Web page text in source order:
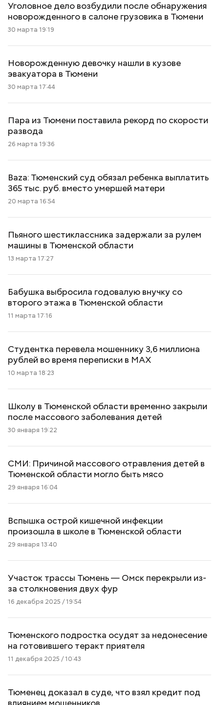
Уголовное дело возбудили после обнаружения
новорожденного в салоне грузовика в Тюмени
30 марта 19:19
Новорожденную девочку нашли в кузове
эвакуатора в Тюмени
30 марта 17:44
Пара из Тюмени поставила рекорд по скорости
развода
26 марта 19:36
Baza: Тюменский суд обязал ребенка выплатить
365 тыс. руб. вместо умершей матери
20 марта 16:54
Пьяного шестиклассника задержали за рулем
машины в Тюменской области
13 марта 17:27
Бабушка выбросила годовалую внучку со
второго этажа в Тюменской области
11 марта 17:16
Студентка перевела мошеннику 3,6 миллиона
рублей во время переписки в MAX
10 марта 18:23
Школу в Тюменской области временно закрыли
после массового заболевания детей
30 января 19:22
СМИ: Причиной массового отравления детей в
Тюменской области могло быть мясо
29 января 16:04
Вспышка острой кишечной инфекции
произошла в школе в Тюменской области
29 января 13:40
Участок трассы Тюмень — Омск перекрыли из-
за столкновения двух фур
16 декабря 2025 / 19:54
Тюменского подростка осудят за недонесение
на готовившего теракт приятеля
11 декабря 2025 / 10:43
Тюменец доказал в суде, что взял кредит под